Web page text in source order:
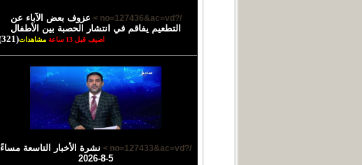
/?no=127436&ac=vd >
عزوف بعض الآباء عن
التطعيم يفاقم في انتشار الحصبة بين الأطفال
اضيف قبل 13 ساعة مشاهدات(321)
/?no=127433&ac=vd >
نشرة الأخبار التاسعة مساءً
5-8-2026